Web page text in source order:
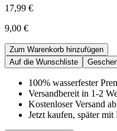
17,99 €
9,00 €
Zum Warenkorb hinzufügen
Auf die Wunschliste
100% wasserfester
Versandbereit in 1-2
Kostenloser Versand
Jetzt kaufen, später mit